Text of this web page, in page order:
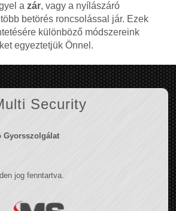
a zár, vagy a nyílászáró
betörés roncsolással jár. Ezek
különböző módszereink
egyeztetjük Önnel.
Security
Gyorsszolgálat
jog fenntartva.